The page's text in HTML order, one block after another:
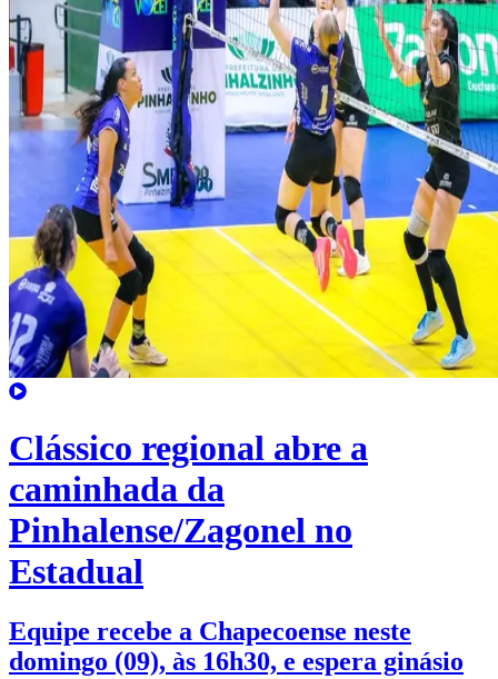
Clássico regional abre a
caminhada da
Pinhalense/Zagonel no
Estadual
Equipe recebe a Chapecoense neste
domingo (09), às 16h30, e espera ginásio